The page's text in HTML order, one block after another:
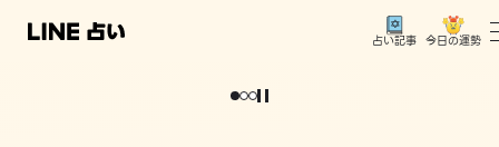
占い記事 今日の運勢
どうせなら
。